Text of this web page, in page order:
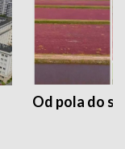
Od pola do